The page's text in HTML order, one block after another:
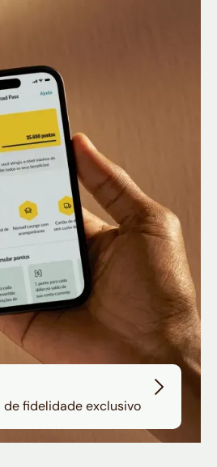
de Guarulhos
de fidelidade exclusivo